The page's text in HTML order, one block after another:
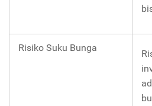
Risiko Suku Bunga